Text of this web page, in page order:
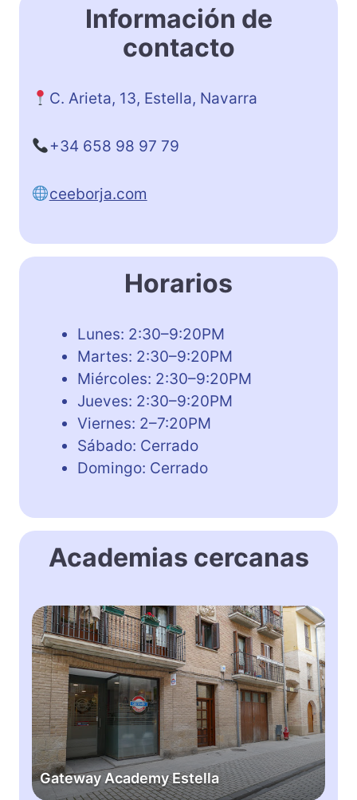
Información de
contacto
C. Arieta, 13, Estella, Navarra
+34 658 98 97 79
ceeborja.com
Horarios
Lunes: 2:30–9:20PM
Martes: 2:30–9:20PM
Miércoles: 2:30–9:20PM
Jueves: 2:30–9:20PM
Viernes: 2–7:20PM
Sábado: Cerrado
Domingo: Cerrado
Academias cercanas
Gateway Academy Estella
G
a
t
e
w
a
y
A
c
a